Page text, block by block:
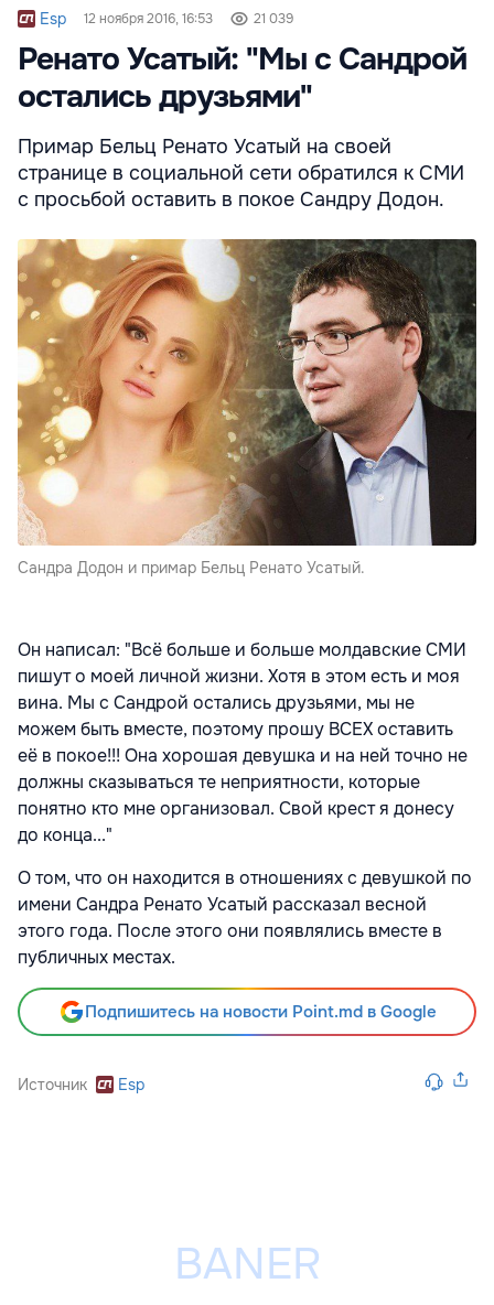
Esp 12 ноября 2016, 16:53 21 039
Ренато Усатый: "Мы с Сандрой
остались друзьями"
Примар Бельц Ренато Усатый на своей
странице в социальной сети обратился к СМИ
с просьбой оставить в покое Сандру Додон.
Сандра Додон и примар Бельц Ренато Усатый.
Он написал: "Всё больше и больше молдавские СМИ
пишут о моей личной жизни. Хотя в этом есть и моя
вина. Мы с Сандрой остались друзьями, мы не
можем быть вместе, поэтому прошу ВСЕХ оставить
её в покое!!! Она хорошая девушка и на ней точно не
должны сказываться те неприятности, которые
понятно кто мне организовал. Свой крест я донесу
до конца..."
О том, что он находится в отношениях с девушкой по
имени Сандра Ренато Усатый рассказал весной
этого года. После этого они появлялись вместе в
публичных местах.
Подпишитесь на новости Point.md в Google
Источник Esp